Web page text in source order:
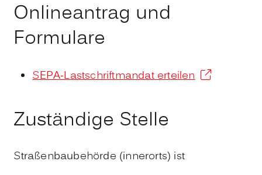
Onlineantrag und
Formulare
SEPA-Lastschriftmandat erteilen
Zuständige Stelle
Straßenbaubehörde (innerorts) ist